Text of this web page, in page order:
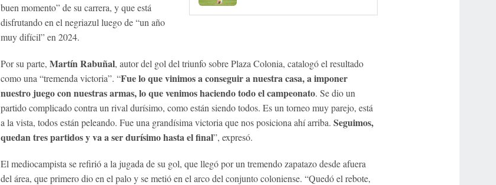
buen momento” de su carrera, y que está
disfrutando en el negriazul luego de “un año
muy difícil” en 2024.
Por su parte, Martín Rabuñal, autor del gol del triunfo sobre Plaza Colonia, catalogó el resultado
como una “tremenda victoria”. “Fue lo que vinimos a conseguir a nuestra casa, a imponer
nuestro juego con nuestras armas, lo que venimos haciendo todo el campeonato. Se dio un
partido complicado contra un rival durísimo, como están siendo todos. Es un torneo muy parejo, está
a la vista, todos están peleando. Fue una grandísima victoria que nos posiciona ahí arriba. Seguimos,
quedan tres partidos y va a ser durísimo hasta el final”, expresó.
El mediocampista se refirió a la jugada de su gol, que llegó por un tremendo zapatazo desde afuera
del área, que primero dio en el palo y se metió en el arco del conjunto coloniense. “Quedó el rebote,